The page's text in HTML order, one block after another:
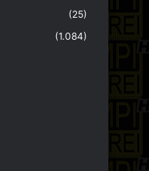
(25)
(1.084)